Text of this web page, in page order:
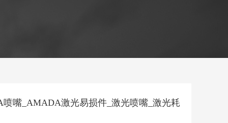
嘴_AMADA激光易损件_激光喷嘴_激光耗